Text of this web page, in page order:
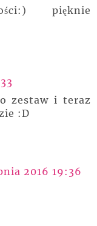
pięknie
zestaw i teraz
:D
2016 19:36